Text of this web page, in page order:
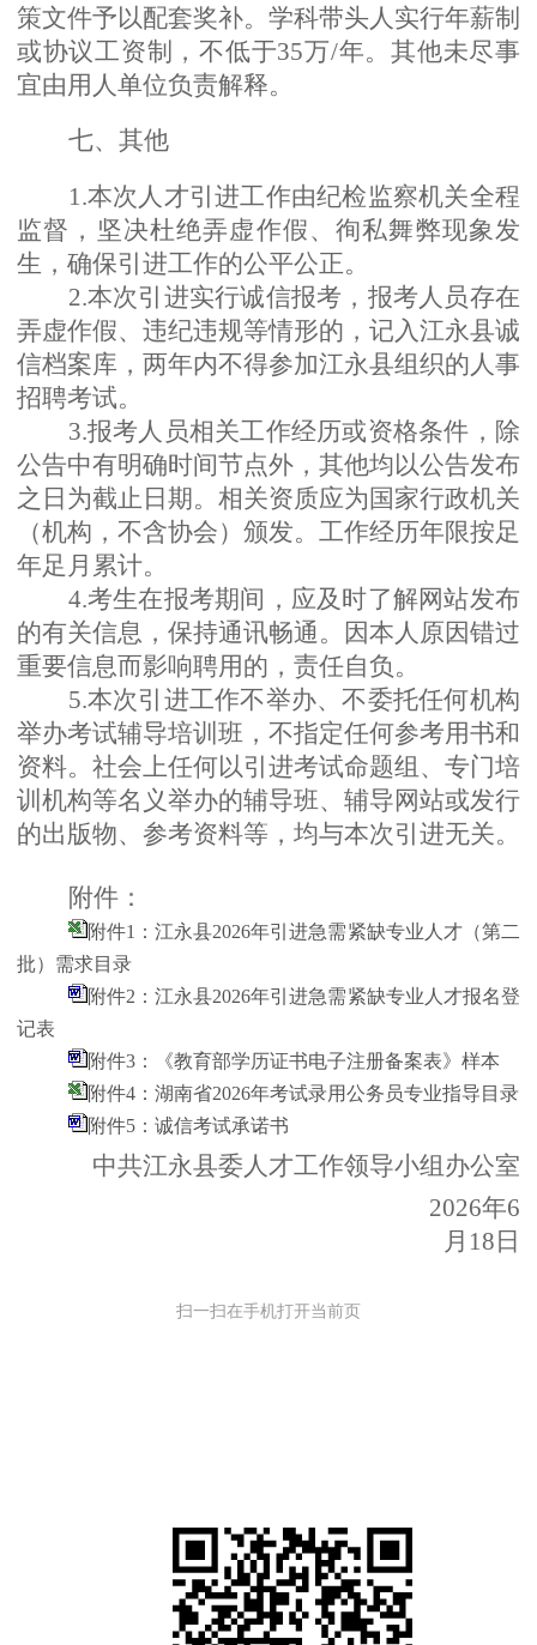
策文件予以配套奖补。学科带头人实行年薪制
或协议工资制，不低于35万/年。其他未尽事
宜由用人单位负责解释。
七、其他
1.本次人才引进工作由纪检监察机关全程
监督，坚决杜绝弄虚作假、徇私舞弊现象发
生，确保引进工作的公平公正。
2.本次引进实行诚信报考，报考人员存在
弄虚作假、违纪违规等情形的，记入江永县诚
信档案库，两年内不得参加江永县组织的人事
招聘考试。
3.报考人员相关工作经历或资格条件，除
公告中有明确时间节点外，其他均以公告发布
之日为截止日期。相关资质应为国家行政机关
（机构，不含协会）颁发。工作经历年限按足
年足月累计。
4.考生在报考期间，应及时了解网站发布
的有关信息，保持通讯畅通。因本人原因错过
重要信息而影响聘用的，责任自负。
5.本次引进工作不举办、不委托任何机构
举办考试辅导培训班，不指定任何参考用书和
资料。社会上任何以引进考试命题组、专门培
训机构等名义举办的辅导班、辅导网站或发行
的出版物、参考资料等，均与本次引进无关。
附件：
附件1：江永县2026年引进急需紧缺专业人才（第二
批）需求目录
附件2：江永县2026年引进急需紧缺专业人才报名登
记表
附件3：《教育部学历证书电子注册备案表》样本
附件4：湖南省2026年考试录用公务员专业指导目录
附件5：诚信考试承诺书
中共江永县委人才工作领导小组 办公室
2026年6
月 18 日
扫一扫在手机打开当前页